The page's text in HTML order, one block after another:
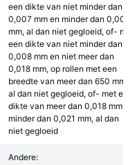
een dikte van niet minder dan
0,007 mm en minder dan 0,008
mm, al dan niet gegloeid, of- met
een dikte van niet minder dan
0,008 mm en niet meer dan
0,018 mm, op rollen met een
breedte van meer dan 650 mm,
al dan niet gegloeid, of- met een
dikte van meer dan 0,018 mm en
minder dan 0,021 mm, al dan
niet gegloeid
Andere: